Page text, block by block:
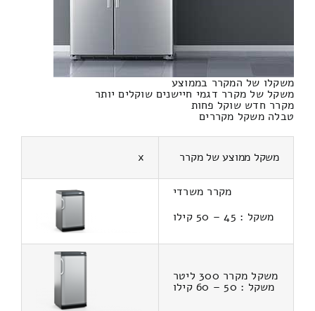
משקלו של המקרר בממוצע
משקל של מקרר דגמי חיישנים שוקלים יותר
מקרר חדש שוקל פחות
טבלה משקל מקררים
משקל ממוצע של מקרר x
מקרר משרדי
משקל : 45 – 50 קילו
משקל מקרר 300 ליטר
משקל : 50 – 60 קילו